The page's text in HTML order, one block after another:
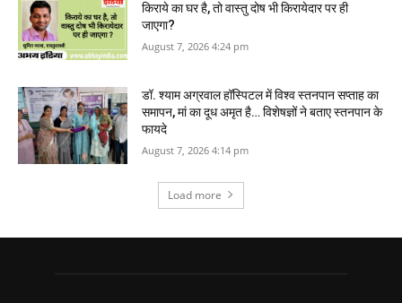
किराये का घर है, तो वास्तु दोष भी किरायेदार पर ही
जाएगा?
August 7, 2026 4:24 pm
डॉ. श्याम अग्रवाल हॉस्पिटल में विश्व स्तनपान सप्ताह का
समापन, मां का दूध अमृत है… विशेषज्ञों ने बताए स्तनपान के
फायदे
August 7, 2026 4:14 pm
Load more